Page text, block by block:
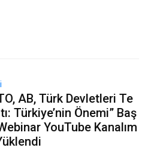
AB, Türk Devletleri Te
Türkiye’nin Önemi” Baş
YouTube Kanalım